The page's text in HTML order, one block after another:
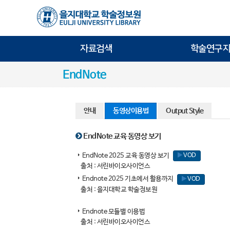
자료검색 학술연구
EndNote
안내 동영상이용법 Output Style
EndNote 교육 동영상 보기
EndNote 2025 교육 동영상 보기 VOD
출처 : 서린바이오사이언스
Endnote 2025 기초에서 활용까지
VOD
출처 : 을지대학교 학술정보원
Endnote 모듈별 이용법
출처 : 서린바이오사이언스